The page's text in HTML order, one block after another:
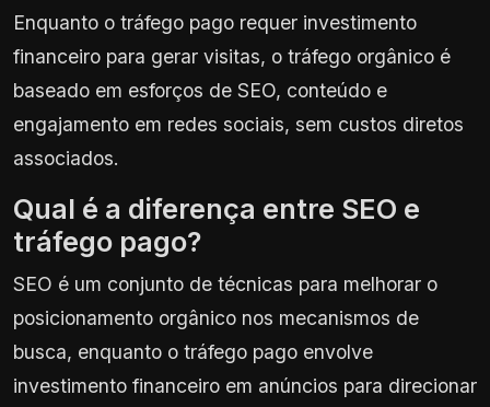
Enquanto o tráfego pago requer investimento
financeiro para gerar visitas, o tráfego orgânico é
baseado em esforços de SEO, conteúdo e
engajamento em redes sociais, sem custos diretos
associados.
Qual é a diferença entre SEO e
tráfego pago?
SEO é um conjunto de técnicas para melhorar o
posicionamento orgânico nos mecanismos de
busca, enquanto o tráfego pago envolve
investimento financeiro em anúncios para direcionar